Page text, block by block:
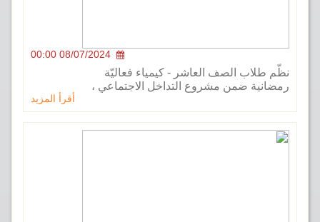
08/07/2024 00:00
الصف العاشر - كيمياء فعاليّة
ضمن مشروع التداخل الاجتماعي ،